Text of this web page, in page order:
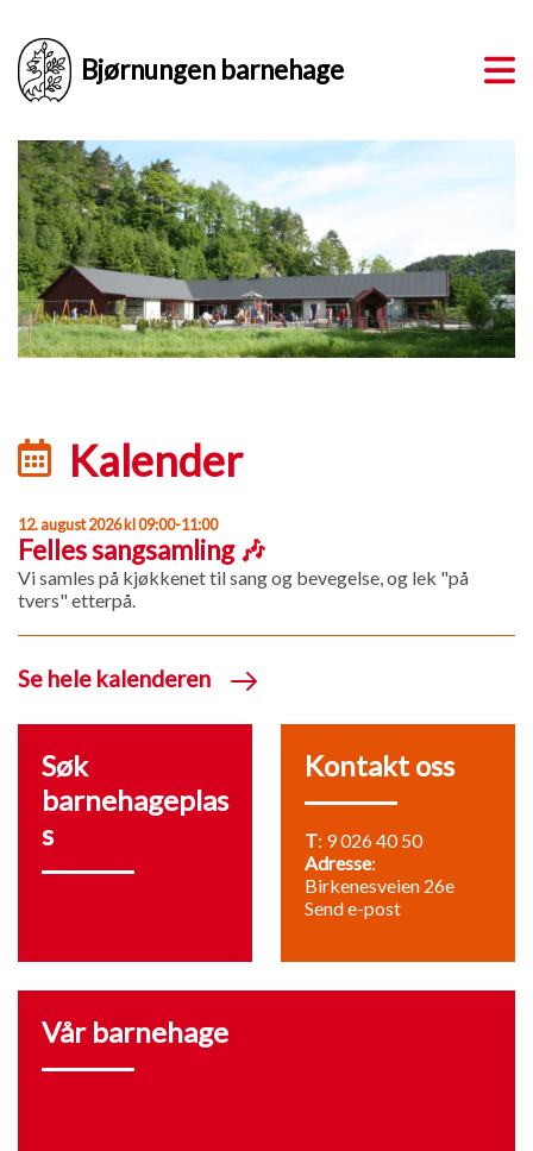
Bjørnungen barnehage
Kalender
12. august 2026 kl 09:00-11:00
Felles sangsamling 🎶
Vi samles på kjøkkenet til sang og bevegelse, og lek "på
tvers" etterpå.
Se hele kalenderen
Søk
barnehageplas
s
Kontakt oss
T: 9 026 40 50
Adresse:
Birkenesveien 26e
Send e-post
Vår barnehage